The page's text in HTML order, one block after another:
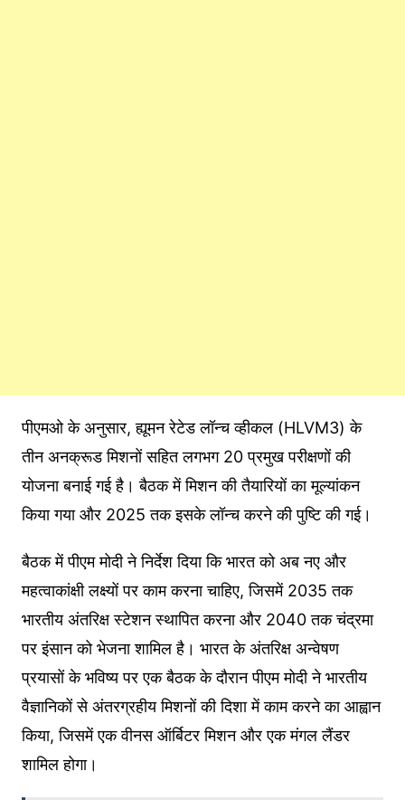
पीएमओ के अनुसार, ह्यूमन रेटेड लॉन्च व्हीकल (HLVM3) के
तीन अनक्रूड मिशनों सहित लगभग 20 प्रमुख परीक्षणों की
योजना बनाई गई है। बैठक में मिशन की तैयारियों का मूल्यांकन
किया गया और 2025 तक इसके लॉन्च करने की पुष्टि की गई।
बैठक में पीएम मोदी ने निर्देश दिया कि भारत को अब नए और
महत्वाकांक्षी लक्ष्यों पर काम करना चाहिए, जिसमें 2035 तक
भारतीय अंतरिक्ष स्टेशन स्थापित करना और 2040 तक चंद्रमा
पर इंसान को भेजना शामिल है। भारत के अंतरिक्ष अन्वेषण
प्रयासों के भविष्य पर एक बैठक के दौरान पीएम मोदी ने भारतीय
वैज्ञानिकों से अंतरग्रहीय मिशनों की दिशा में काम करने का आह्वान
किया, जिसमें एक वीनस ऑर्बिटर मिशन और एक मंगल लैंडर
शामिल होगा।